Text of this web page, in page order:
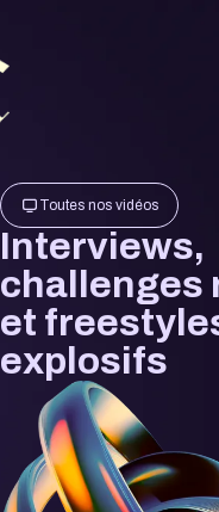
Toutes nos vidéos
Interviews,
challenges
et
explosifs